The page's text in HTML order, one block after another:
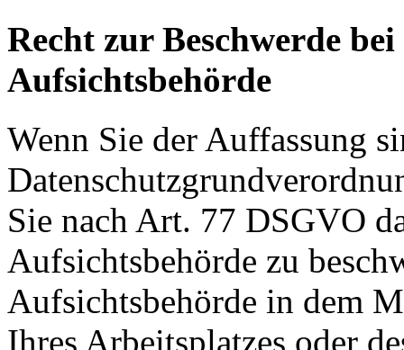
Recht zur Beschwerde
Aufsichtsbehörde
Wenn Sie der Auffassung
Sie nach Art. 77 DSGVO
Aufsichtsbehörde zu
Aufsichtsbehörde in dem
Ihres Arbeitsplatzes oder